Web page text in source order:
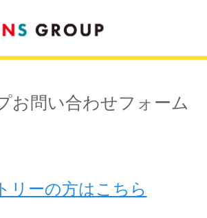
お問い合わせフォーム
リーの方はこちら